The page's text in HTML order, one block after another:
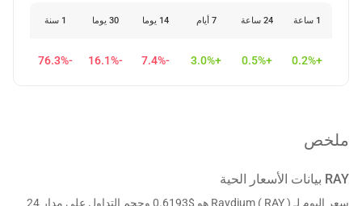
1 ساعة 24 ساعة 7 أيام 14 يوما 30 يوما 1 سنة
+0.2%
+0.5%
+3.0%
-7.4%
-16.1%
-76.3%
ملخص
RAY بيانات الأسعار الحية
سعر اليوم لـ Raydium ( RAY ) هو $0.6193 وحجم التداول على مدار 24